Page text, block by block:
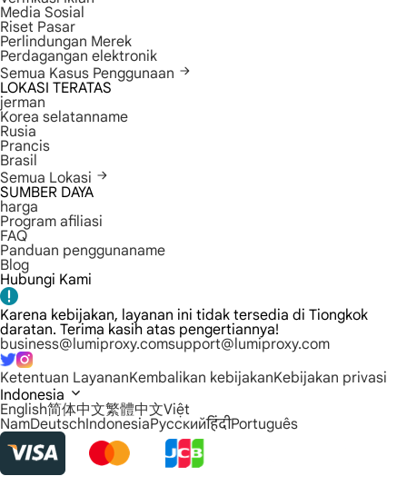
Media Sosial
Riset Pasar
Perlindungan Merek
Perdagangan elektronik
Semua Kasus Penggunaan
LOKASI TERATAS
jerman
Korea selatanname
Rusia
Prancis
Brasil
Semua Lokasi
SUMBER DAYA
harga
Program afiliasi
FAQ
Panduan penggunaname
Blog
Hubungi Kami
Karena kebijakan, layanan ini tidak tersedia di Tiongkok
daratan. Terima kasih atas pengertiannya!
business@lumiproxy.comsupport@lumiproxy.com
Ketentuan LayananKembalikan kebijakanKebijakan privasi
Indonesia
English简体中文繁體中文Việt
NamDeutschIndonesiaРусскийहिंदीPortuguês